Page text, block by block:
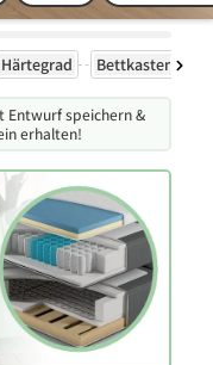
Härtegrad Bettkasten
Entwurf speichern &
erhalten!